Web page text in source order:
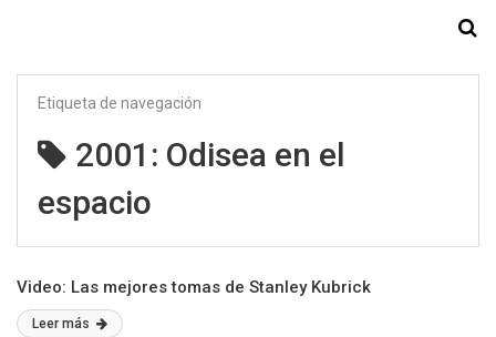
Etiqueta de navegación
2001: Odisea en el
espacio
Video: Las mejores tomas de Stanley Kubrick
Leer más